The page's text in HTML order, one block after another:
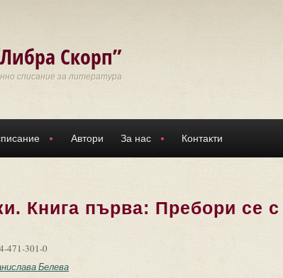
Скорп”
списание за литература
Автори За нас Контакти
Книга първа: Пребори се с
471-301-0
Белева